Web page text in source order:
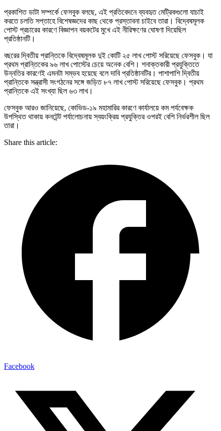
প্রকাশিত ডাটা সম্পর্কে ফেসবুক বলছে, এই প্রতিবেদনে ব্যবহৃত মেট্রিকগুলো যাচাই
করতে চলতি সপ্তাহে বিশেষজ্ঞদের কাছ থেকে প্রস্তাবনা চাইবে তারা। বিদ্বেষমূলক
পোস্ট প্রচারের কারণে বিজ্ঞাপন বয়কটের মুখে এই নীরিক্ষণের ঘোষণা দিয়েছিল
প্রতিষ্ঠানটি।
বছরের দ্বিতীয় প্রান্তিকে বিদ্বেষমূলক দুই কোটি ২৫ লাখ পোস্ট সরিয়েছে ফেসবুক। যা
প্রথম প্রান্তিকের ৯৬ লাখ পোস্টের চেয়ে অনেক বেশি। শনাক্তকারী প্রযুক্তিতে
উন্নতির কারণেই এমনটা সম্ভব হয়েছে বলে দাবি প্রতিষ্ঠানটির। পাশাপাশি দ্বিতীয়
প্রান্তিকে সন্ত্রাসী সংগঠনের সঙ্গে জড়িত ৮৭ লাখ পোস্ট সরিয়েছে ফেসবুক। প্রথম
প্রান্তিকে এই সংখ্যা ছিল ৬৩ লাখ।
ফেসবুক আরও জানিয়েছে, কোভিড-১৯ মহামারির কারণে কার্যালয়ে কম পর্যবেক্ষক
উপস্থিত থাকায় কনটেন্ট পর্যালোচনায় স্বয়ংক্রিয় প্রযুক্তির ওপরই বেশি নির্ভরশীল ছিল
তারা।
Share this article:
Facebook